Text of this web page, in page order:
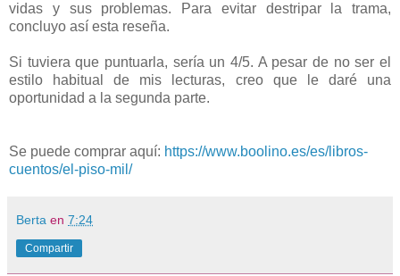
vidas y sus problemas. Para evitar destripar la trama,
concluyo así esta reseña.
Si tuviera que puntuarla, sería un 4/5. A pesar de no ser el
estilo habitual de mis lecturas, creo que le daré una
oportunidad a la segunda parte.
Se puede comprar aquí: https://www.boolino.es/es/libros-
cuentos/el-piso-mil/
Berta en 7:24
Compartir